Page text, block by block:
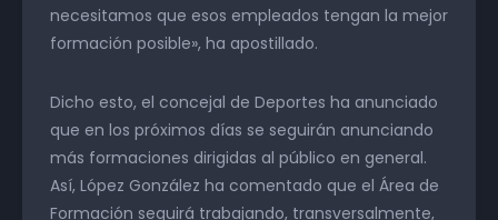
necesitamos que esos empleados tengan la mejor
formación posible», ha apostillado.
Dicho esto, el concejal de Deportes ha anunciado
que en los próximos días se seguirán anunciando
más formaciones dirigidas al público en general.
Así, López González ha comentado que el Área de
Formación seguirá trabajando, transversalmente,